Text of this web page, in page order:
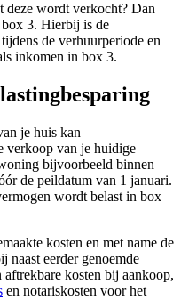
wordt verkocht? Dan
3. Hierbij is de
de verhuurperiode en
inkomen in box 3.
je huis kan
verkoop van je huidige
bijvoorbeeld binnen
de peildatum van 1 januari.
wordt belast in box
kosten en met name de
naast eerder genoemde
kosten bij aankoop,
en notariskosten voor het